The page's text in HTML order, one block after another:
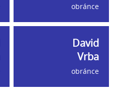
obránce
David
Vrba
obránce